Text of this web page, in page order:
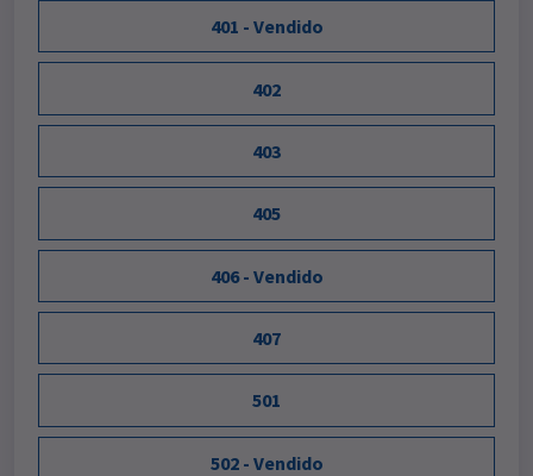
401 - Vendido
402
403
405
406 - Vendido
407
501
502 - Vendido